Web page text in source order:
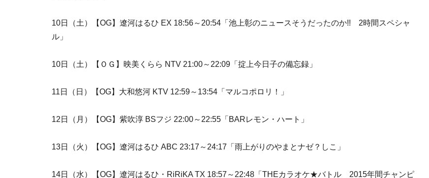
10日（土）【OG】遼河はるひ EX 18:56～20:54「池上彰のニュースそうだったのか!! 2時間スペシャ
ル」
10日（土）【ＯＧ】映美くらら NTV 21:00～22:09「掟上今日子の備忘録」
11日（日）【OG】大和悠河 KTV 12:59～13:54「マルコポロリ！」
12日（月）【OG】紫吹淳 BSフジ 22:00～22:55「BARレモン・ハート」
13日（火）【OG】遼河はるひ ABC 23:17～24:17「雨上がりのやまとナゼ？しこ」
14日（水）【OG】遼河はるひ・RiRiKA TX 18:57～22:48「THEカラオケ★バトル 2015年間チャンピ